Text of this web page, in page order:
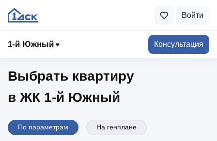
Войти
1-й Южный Консультация
1‑й Южный
Выбрать квартиру
в ЖК 1‑й Южный
По параметрам На генплане